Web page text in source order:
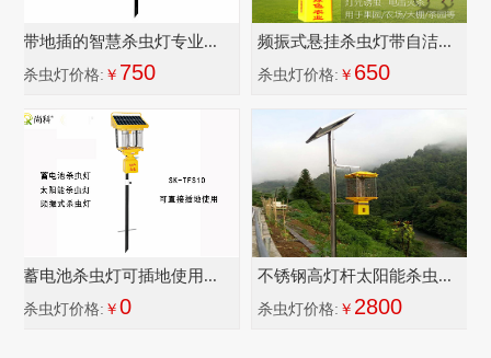
带地插的智慧杀虫灯专业...
杀虫灯价格: ￥ 750
频振式悬挂杀虫灯带自洁...
杀虫灯价格: ￥ 650
蓄电池杀虫灯可插地使用...
杀虫灯价格: ￥0
不锈钢高灯杆太阳能杀虫...
杀虫灯价格: ￥ 2800